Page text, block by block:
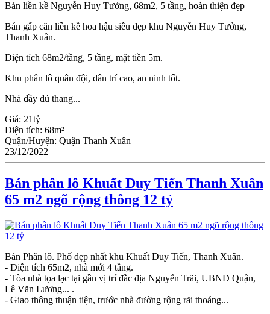
Bán liền kề Nguyễn Huy Tưởng, 68m2, 5 tầng, hoàn thiện đẹp
Bán gấp căn liền kề hoa hậu siêu đẹp khu Nguyễn Huy Tưởng,
Thanh Xuân.
Diện tích 68m2/tầng, 5 tầng, mặt tiền 5m.
Khu phân lô quân đội, dân trí cao, an ninh tốt.
Nhà đầy đủ thang...
Giá: 21tỷ
Diện tích: 68m²
Quận/Huyện: Quận Thanh Xuân
23/12/2022
Bán phân lô Khuất Duy Tiến Thanh Xuân
65 m2 ngõ rộng thông 12 tỷ
Bán Phân lô. Phố đẹp nhất khu Khuất Duy Tiến, Thanh Xuân.
- Diện tích 65m2, nhà mới 4 tầng.
- Tòa nhà tọa lạc tại gần vị trí đắc địa Nguyễn Trãi, UBND Quận,
Lê Văn Lương... .
- Giao thông thuận tiện, trước nhà đường rộng rãi thoáng...